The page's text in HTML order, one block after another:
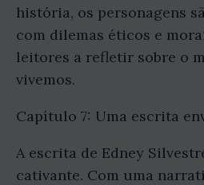
história, os personagens
com dilemas éticos e
leitores a refletir sobre o
vivemos.
Capítulo 7: Uma escrita
A escrita de Edney
cativante. Com uma